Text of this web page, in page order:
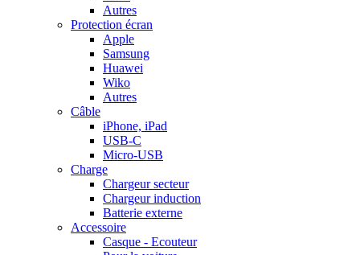
Autres
Protection écran
Apple
Samsung
Huawei
Wiko
Autres
Câble
iPhone, iPad
USB-C
Micro-USB
Charge
Chargeur secteur
Chargeur induction
Batterie externe
Accessoire
Casque - Ecouteur